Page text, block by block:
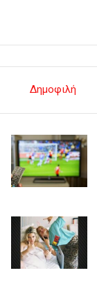
Δημοφιλή